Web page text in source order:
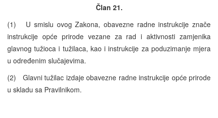
Član 21.
(1) U smislu ovog Zakona, obavezne radne instrukcije znače
instrukcije opće prirode vezane za rad i aktivnosti zamjenika
glavnog tužioca i tužilaca, kao i instrukcije za poduzimanje mjera
u određenim slučajevima.
(2) Glavni tužilac izdaje obavezne radne instrukcije opće prirode
u skladu sa Pravilnikom.